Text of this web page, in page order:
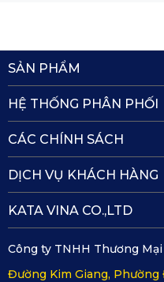
SẢN PHẨM
HỆ THỐNG PHÂN PHỐI
CÁC CHÍNH SÁCH
DỊCH VỤ KHÁCH HÀNG
KATA VINA CO.,LTD
Công ty TNHH Thương
Đường Kim Giang,